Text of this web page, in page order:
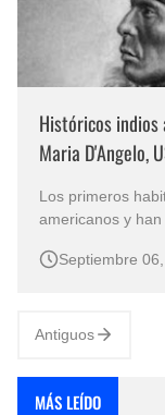
El mundo
Históricos indios
Maria D'Angelo,
Los primeros
americanos y han sido la inspiración para los dibujos de
Jersey.
Septiembre
Antiguos
MÁS LEÍDO